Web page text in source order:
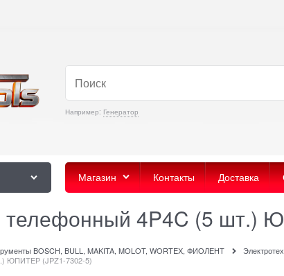
Например: Генератор
Магазин Контакты Доставка
телефонный 4P4C (5 шт.)
BOSCH, BULL, MAKITA, MOLOT, WORTEX, ФИОЛЕНТ
ЮПИТЕР (JPZ1-7302-5)